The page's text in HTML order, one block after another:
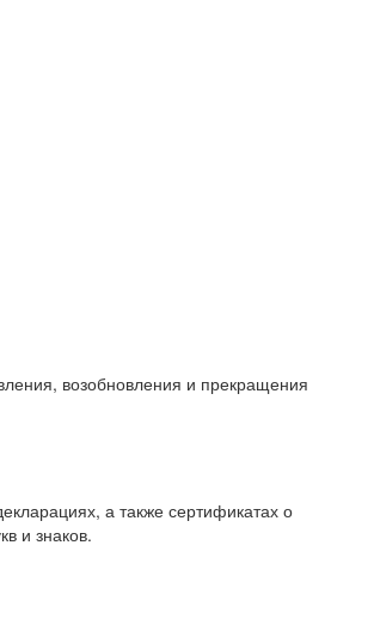
возобновления и прекращения
а также сертификатах о
и знаков.